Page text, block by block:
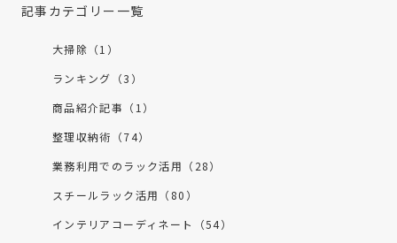
記事カテゴリー一覧
大掃除（1）
ランキング（3）
商品紹介記事（1）
整理収納術（74）
業務利用でのラック活用（28）
スチールラック活用（80）
インテリアコーディネート（54）